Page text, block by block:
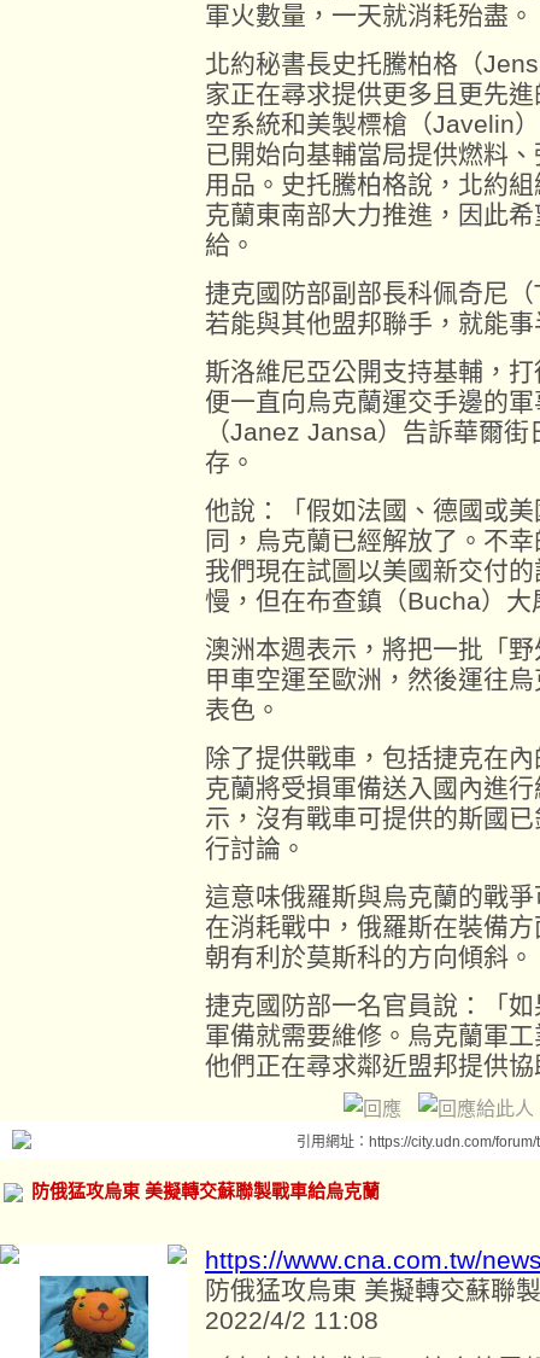
軍火數量，一天就消耗殆盡。
北約秘書長史托騰柏格（
家正在尋求提供更多且更先
空系統和美製標槍（Javelin
已開始向基輔當局提供燃料
用品。史托騰柏格說，北約
克蘭東南部大力推進，因此
給。
捷克國防部副部長科佩奇尼
若能與其他盟邦聯手，就能
斯洛維尼亞公開支持基輔，
便一直向烏克蘭運交手邊的
（Janez Jansa）告訴華爾
存。
他說：「假如法國、德國或
同，烏克蘭已經解放了。不
我們現在試圖以美國新交付
慢，但在布查鎮（Bucha）
澳洲本週表示，將把一批「
甲車空運至歐洲，然後運往
表色。
除了提供戰車，包括捷克在
克蘭將受損軍備送入國內進
示，沒有戰車可提供的斯國
行討論。
這意味俄羅斯與烏克蘭的戰
在消耗戰中，俄羅斯在裝備
朝有利於莫斯科的方向傾斜。
捷克國防部一名官員說：「
軍備就需要維修。烏克蘭軍
他們正在尋求鄰近盟邦提供
引用網址：https://city.udn.com/
防俄猛攻烏東 美擬轉交蘇聯製戰車給烏克蘭
https://www.cna.com.tw/
防俄猛攻烏東 美擬轉交蘇聯
2022/4/2 11:08